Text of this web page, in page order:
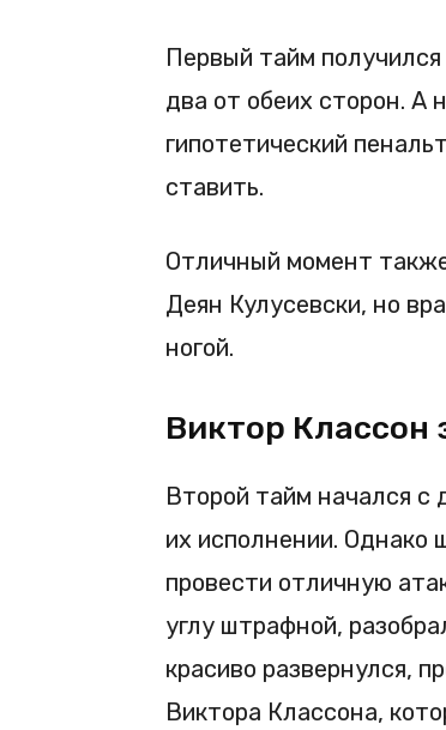
Первый тайм
два от обеих сторон. А
гипотетический
ставить.
Отличный момент
Деян Кулусевски, но
ногой.
Виктор Классон
Второй тайм начался с
их исполнении. Однако
провести отличную
углу штрафной,
красиво развернулся,
Виктора Классона,